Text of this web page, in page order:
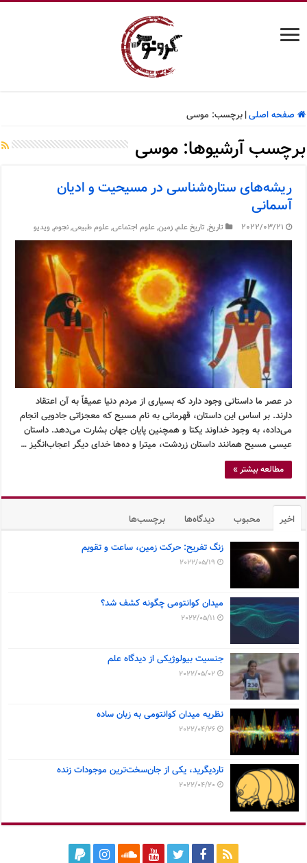
صفحه اصلی| برچسب: موسی
برچسب آرشیوها:موسی
ریشه‌های ستاره‌شناسی در مسیحیت و ادیان
آسمانی
2022/03/21 تاریخ, تاریخ علم,زمین,علوم اجتماعی,علوم طبیعی,نجوم,ویدیو
در عصر ما داستانی وجود دارد که بسیاری از مردم دنیا عمیقاً به آن اعتقاد
دارند. بر اساس این داستان، قهرمانی به نام مسیح که معجزاتی جادویی انجام
می‌داده، به وجود خداوند یکتا و همچنین پایان جهان بشارت می‌دهد. داستان
عیسی مسیح همانند داستان زردشت، میترا و ده‌ها خدای دیگر اعجاب‌انگیز …
مطالعه بیشتر »
اخیر محبوب دیدگاه‌ها برچسب‌ها
زنگ تفریح: حرکت زمین، ساعت و تقویم
2022/05/19
میدان کوانتومی چگونه کشف شد؟
2022/05/11
جنسیت بیولوژیکی از دیدگاه علم
2022/05/02
نظریه میدان کوانتومی به زبان ساده
2022/04/26
تاردیگرید، یکی از جان‌سخت‌ترین موجودات زنده
2022/04/20